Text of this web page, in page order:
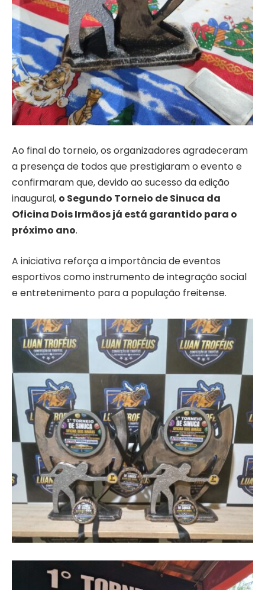
Ao final do torneio, os organizadores agradeceram
a presença de todos que prestigiaram o evento e
confirmaram que, devido ao sucesso da edição
inaugural, o Segundo Torneio de Sinuca da
Oficina Dois Irmãos já está garantido para o
próximo ano.
A iniciativa reforça a importância de eventos
esportivos como instrumento de integração social
e entretenimento para a população freitense.